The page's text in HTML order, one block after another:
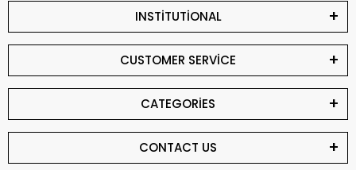
INSTİTUTİONAL
CUSTOMER SERVİCE
CATEGORİES
CONTACT US